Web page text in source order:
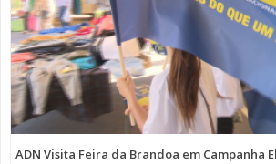
ADN Visita Feira da Brandoa em Campanha